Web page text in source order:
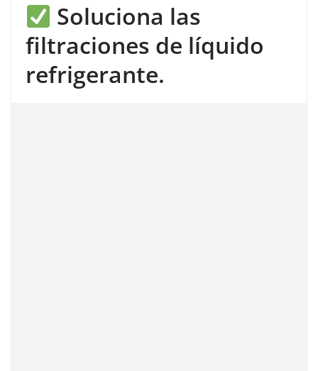
Soluciona las
filtraciones de líquido
refrigerante.